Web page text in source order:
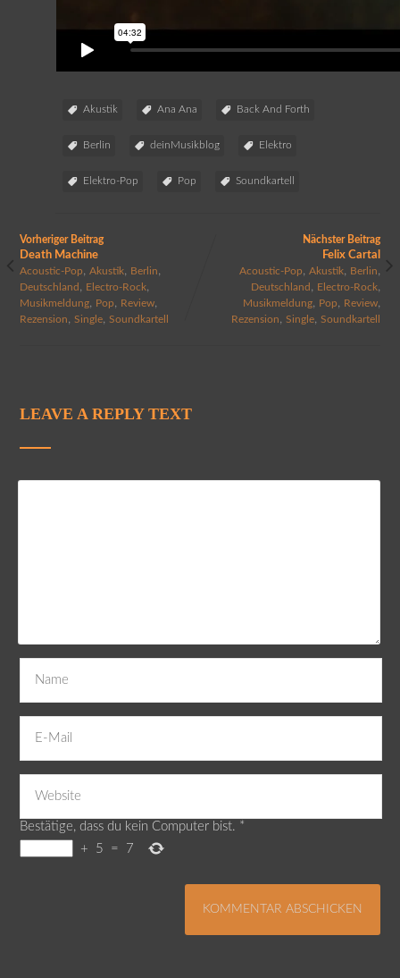
Akustik Ana Ana Back And Forth
Berlin deinMusikblog Elektro
Elektro-Pop Pop Soundkartell
Vorheriger Beitrag
Death Machine
Acoustic-Pop Akustik, Berlin
Deutschland Electro-Rock,
Musikmeldung, Pop Review,
Rezension Single, Soundkartell
Nächster Beitrag
Felix Cartal
Acoustic-Pop ,Akustik Berlin
Deutschland Electro-Rock
Musikmeldung Pop Review
Rezension ,Single ,Soundkartell
LEAVE A REPLY TEXT
Bestätige, dass du kein Computer bist. *
+
5 = 7